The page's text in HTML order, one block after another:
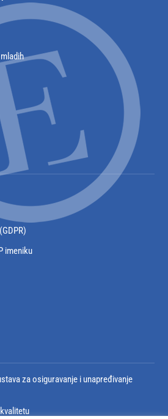
imeniku
za osiguravanje i unapređivanje